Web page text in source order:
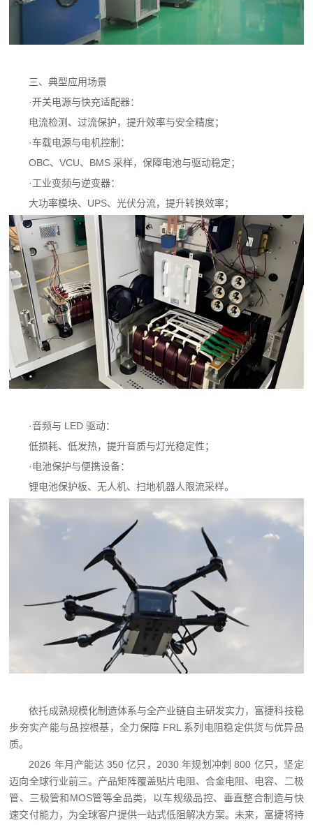
三、典型应用场景
·开关电源与快充适配器：
电流检测、过流保护，提升效率与安全精度；
·车载电源与电机控制：
OBC、VCU、BMS 采样，保障电池与驱动稳定；
·工业变频与逆变器：
大功率模块、UPS、光伏分流，提升转换效率；
·音频与 LED 驱动：
低损耗、低发热，提升音质与灯光稳定性；
·电池保护与便携设备：
锂电池保护板、无人机、扫地机器人限流采样。
依托成熟规模化制造体系与全产业链自主研发实力，富捷科技稳
步夯实产能与品控根基，全力保障 FRL 系列电阻稳定供货与优异品
质。
2026 年月产能达 350 亿只，2030 年规划冲刺 800 亿只，坚定
迈向全球行业前三。产品矩阵覆盖贴片电阻、合金电阻、电容、二极
管、三极管和MOS管等全品类，以车规级品控、垂直整合制造与快
速交付能力，为全球客户提供一站式低阻解决方案。未来，富捷将持